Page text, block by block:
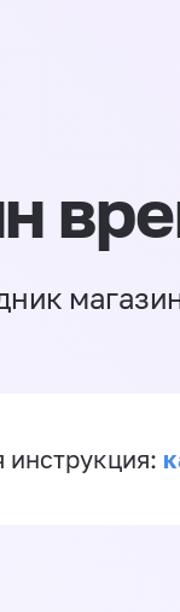
инструкция: